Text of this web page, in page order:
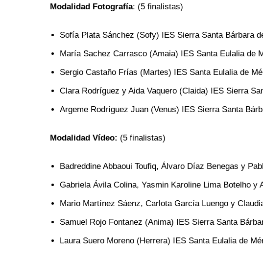
Modalidad Fotografía: (5 finalistas)
Sofía Plata Sánchez (Sofy) IES Sierra Santa Bárbara
María Sachez Carrasco (Amaia) IES Santa Eulalia de
Sergio Castaño Frías (Martes) IES Santa Eulalia de
Clara Rodríguez y Aida Vaquero (Claida) IES Sierra
Argeme Rodríguez Juan (Venus) IES Sierra Santa
Modalidad Vídeo: (5 finalistas)
Badreddine Abbaoui Toufiq, Álvaro Díaz Benegas y
Gabriela Ávila Colina, Yasmin Karoline Lima Botelho
Mario Martínez Sáenz, Carlota García Luengo y
Samuel Rojo Fontanez (Anima) IES Sierra Santa
Laura Suero Moreno (Herrera) IES Santa Eulalia de